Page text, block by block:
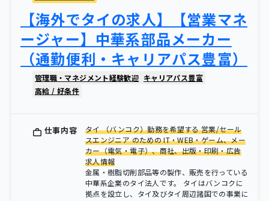
【海外でタイの求人】【営業マネ
ージャー】中華系部品メーカー
（通勤便利・キャリアパス豊富）
管理職・マネジメント経験歓迎 キャリアパス豊富
高給 / 好条件
仕事内容
タイ （バンコク）勤務を希望する 営業/セール
スエンジニア のための IT・WEB・ゲーム、メー
カー（電気・電子）、商社、出版・印刷・広告
求人情報
金属・樹脂切削部品等の製作、販売を行っている
中華系企業のタイ法人です。 タイはバンコクに
拠点を設立し、タイ及びタイ周辺諸国での事業に